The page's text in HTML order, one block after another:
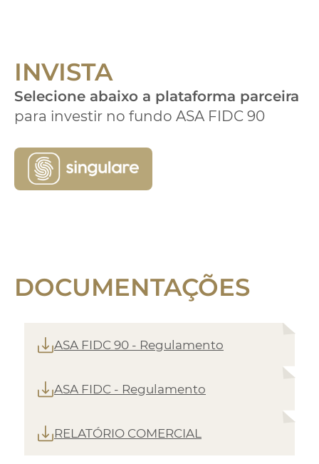
INVISTA
Selecione abaixo a plataforma parceira
para investir no fundo ASA FIDC 90
DOCUMENTAÇÕES
ASA FIDC 90 - Regulamento
ASA FIDC - Regulamento
RELATÓRIO COMERCIAL